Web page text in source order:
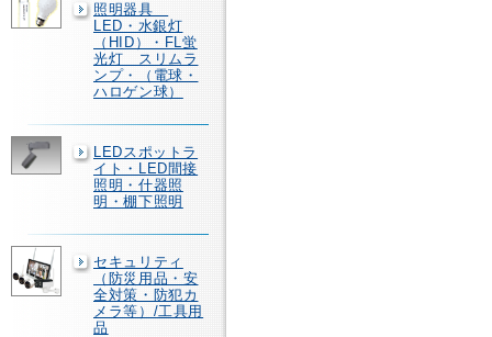
照明器具
LED・水銀灯
（HID）・FL蛍
光灯 スリムラ
ンプ・（電球・
ハロゲン球）
LEDスポットラ
イト・LED間接
照明・什器照
明・棚下照明
セキュリティ
（防災用品・安
全対策・防犯カ
メラ等）/工具用
品